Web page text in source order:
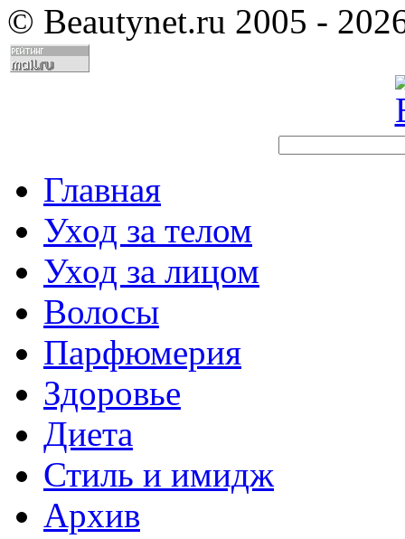
© Beautynet.ru 2005 -
Главная
Уход за телом
Уход за лицом
Волосы
Парфюмерия
Здоровье
Диета
Стиль и имидж
Архив